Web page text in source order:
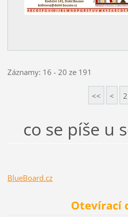
Záznamy: 16 - 20 ze 191
<< < 2
co se píše u
BlueBoard.cz
Otevírací